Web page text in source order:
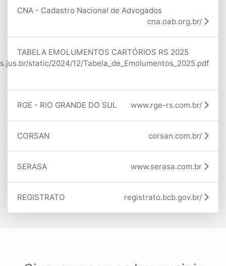
CNA - Cadastro Nacional de Advogados
cna.oab.org.br/
TABELA EMOLUMENTOS CARTÓRIOS RS 2025
static/2024/12/Tabela_de_Emolumentos_2025.pdf
RGE - RIO GRANDE DO SUL www.rge-rs.com.br/
CORSAN corsan.com.br/
SERASA www.serasa.com.br
REGISTRATO registrato.bcb.gov.br/